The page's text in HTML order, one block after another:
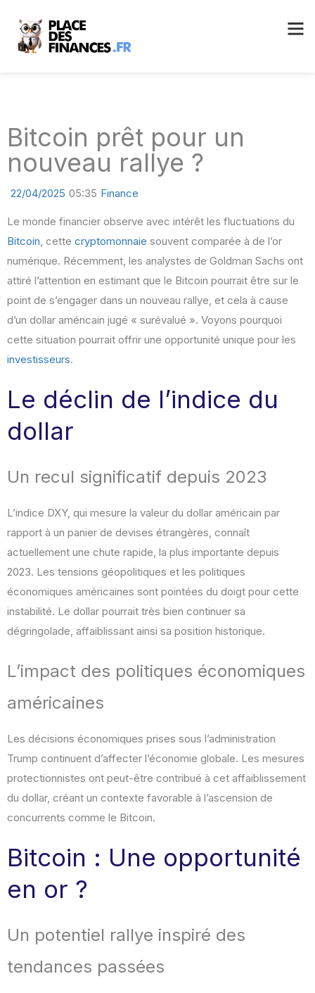
Bitcoin prêt pour un
nouveau rallye ?
22/04/2025 05:35 Finance
Le monde financier observe avec intérêt les fluctuations du
Bitcoin, cette cryptomonnaie souvent comparée à de l’or
numérique. Récemment, les analystes de Goldman Sachs ont
attiré l’attention en estimant que le Bitcoin pourrait être sur le
point de s’engager dans un nouveau rallye, et cela à cause
d’un dollar américain jugé « surévalué ». Voyons pourquoi
cette situation pourrait offrir une opportunité unique pour les
investisseurs.
Le déclin de l’indice du
dollar
Un recul significatif depuis 2023
L’indice DXY, qui mesure la valeur du dollar américain par
rapport à un panier de devises étrangères, connaît
actuellement une chute rapide, la plus importante depuis
2023. Les tensions géopolitiques et les politiques
économiques américaines sont pointées du doigt pour cette
instabilité. Le dollar pourrait très bien continuer sa
dégringolade, affaiblissant ainsi sa position historique.
L’impact des politiques économiques
américaines
Les décisions économiques prises sous l’administration
Trump continuent d’affecter l’économie globale. Les mesures
protectionnistes ont peut-être contribué à cet affaiblissement
du dollar, créant un contexte favorable à l’ascension de
concurrents comme le Bitcoin.
Bitcoin : Une opportunité
en or ?
Un potentiel rallye inspiré des
tendances passées